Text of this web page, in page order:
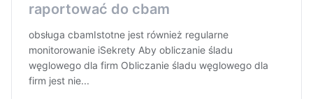
raportować do cbam
obsługa cbamIstotne jest również regularne
monitorowanie iSekrety Aby obliczanie śladu
węglowego dla firm Obliczanie śladu węglowego dla
firm jest nie...